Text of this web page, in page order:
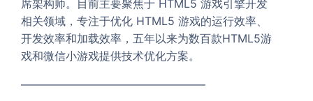
席架构师。目前主要聚焦于 HTML5 游戏引擎开发
相关领域，专注于优化 HTML5 游戏的运行效率、
开发效率和加载效率，五年以来为数百款HTML5游
戏和微信小游戏提供技术优化方案。
————————————————–